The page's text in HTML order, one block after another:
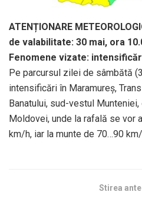
ATENȚIONARE
de valabilitate: 30 mai, ora
Fenomene vizate:
Pe parcursul zilei de sâmbătă
intensificări în Maramureș,
Banatului, sud-vestul
Moldovei, unde la rafală se vor
km/h, iar la munte de 70…90
Stirea